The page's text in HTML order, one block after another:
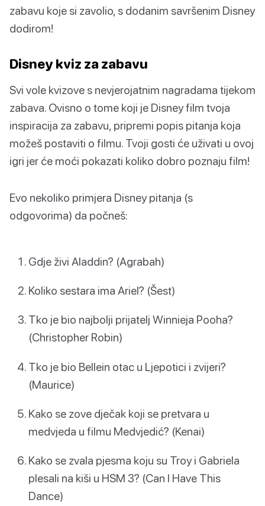
zabavu koje si zavolio, s dodanim savršenim Disney
dodirom!
Disney kviz za zabavu
Svi vole kvizove s nevjerojatnim nagradama tijekom
zabava. Ovisno o tome koji je Disney film tvoja
inspiracija za zabavu, pripremi popis pitanja koja
možeš postaviti o filmu. Tvoji gosti će uživati u ovoj
igri jer će moći pokazati koliko dobro poznaju film!
Evo nekoliko primjera Disney pitanja (s
odgovorima) da počneš:
Gdje živi Aladdin? (Agrabah)
Koliko sestara ima Ariel? (Šest)
Tko je bio najbolji prijatelj Winnieja Pooha?
(Christopher Robin)
Tko je bio Bellein otac u Ljepotici i zvijeri?
(Maurice)
Kako se zove dječak koji se pretvara u
medvjeda u filmu Medvjedić? (Kenai)
Kako se zvala pjesma koju su Troy i Gabriela
plesali na kiši u HSM 3? (Can I Have This
Dance)